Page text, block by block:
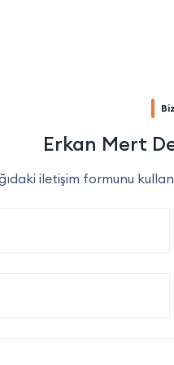
Erkan Mert
iletişim formunu